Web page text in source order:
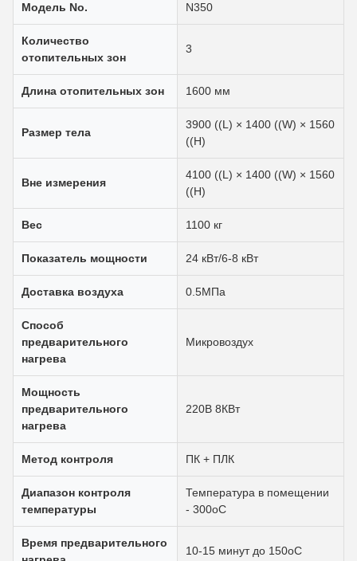
Модель No. N350
Количество
отопительных зон
3
Длина отопительных зон 1600 мм
Размер тела
3900 ((L) × 1400 ((W) × 1560
((H)
Вне измерения
4100 ((L) × 1400 ((W) × 1560
((H)
Вес 1100 кг
Показатель мощности 24 кВт/6-8 кВт
Доставка воздуха 0.5МПа
Способ
предварительного
нагрева
Микровоздух
Мощность
предварительного
нагрева
220В 8КВт
Метод контроля ПК + ПЛК
Диапазон контроля
температуры
Температура в помещении
- 300oC
Время предварительного
10-15 минут до 150oC